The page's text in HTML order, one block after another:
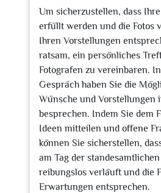
Um sicherzustellen, dass
erfüllt werden und die Fotos
Ihren Vorstellungen
ratsam, ein persönliches
Fotografen zu vereinbaren.
Gespräch haben Sie die
Wünsche und Vorstellungen
besprechen. Indem Sie dem
Ideen mitteilen und offene
können Sie sicherstellen,
am Tag der
reibungslos verläuft und die
Erwartungen entsprechen.